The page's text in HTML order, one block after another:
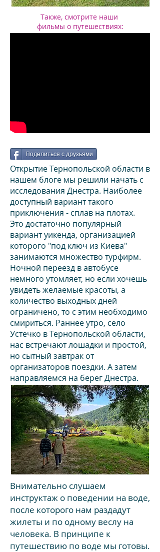
Также, смотрите наши
фильмы о путешествиях:
Поделиться с друзьями
Открытие Тернопольской области в
нашем блоге мы решили начать с
исследования Днестра. Наиболее
доступный вариант такого
приключения - сплав на плотах.
Это достаточно популярный
вариант уикенда, организацией
которого "под ключ из Киева"
занимаются множество турфирм.
Ночной переезд в автобусе
немного утомляет, но если хочешь
увидеть желаемые красоты, а
количество выходных дней
ограничено, то с этим необходимо
смириться. Раннее утро, село
Устечко в Тернопольской области,
нас встречают лошадки и простой,
но сытный завтрак от
организаторов поездки. А затем
направляемся на берег Днестра.
Внимательно слушаем
инструктаж о поведении на воде,
после которого нам раздадут
жилеты и по одному веслу на
человека. В принципе к
путешествию по воде мы готовы.